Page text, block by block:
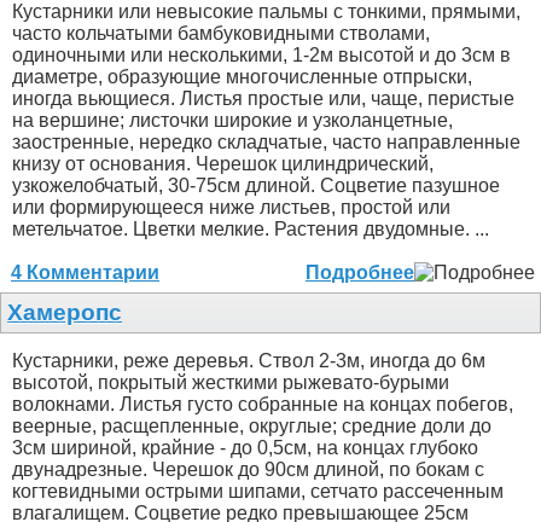
Кустарники или невысокие пальмы с тонкими, прямыми,
часто кольчатыми бамбуковидными стволами,
одиночными или несколькими, 1-2м высотой и до 3см в
диаметре, образующие многочисленные отпрыски,
иногда вьющиеся. Листья простые или, чаще, перистые
на вершине; листочки широкие и узколанцетные,
заостренные, нередко складчатые, часто направленные
книзу от основания. Черешок цилиндрический,
узкожелобчатый, 30-75см длиной. Соцветие пазушное
или формирующееся ниже листьев, простой или
метельчатое. Цветки мелкие. Растения двудомные. ...
4 Комментарии Подробнее
Хамеропс
Кустарники, реже деревья. Ствол 2-3м, иногда до 6м
высотой, покрытый жесткими рыжевато-бурыми
волокнами. Листья густо собранные на концах побегов,
веерные, расщепленные, округлые; средние доли до
3см шириной, крайние - до 0,5см, на концах глубоко
двунадрезные. Черешок до 90см длиной, по бокам с
когтевидными острыми шипами, сетчато рассеченным
влагалищем. Соцветие редко превышающее 25см